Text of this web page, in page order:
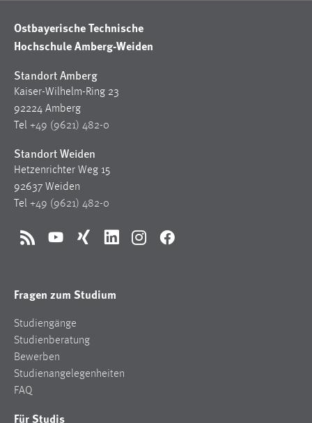
Ostbayerische Technische
Hochschule Amberg-Weiden
Standort Amberg
Kaiser-Wilhelm-Ring 23
92224 Amberg
Tel +49 (9621) 482-0
Standort Weiden
Hetzenrichter Weg 15
92637 Weiden
Tel +49 (9621) 482-0
RSS YouTubeXing LinkedInInstagramFacebook
Fragen zum Studium
Studiengänge
Studienberatung
Bewerben
Studienangelegenheiten
FAQ
Für Studis